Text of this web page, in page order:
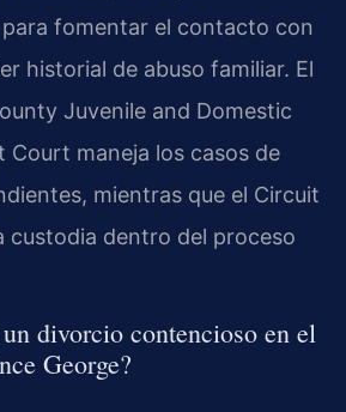
fomentar el contacto con
historial de abuso familiar. El
Juvenile and Domestic
Court maneja los casos de
mientras que el Circuit
custodia dentro del proceso
divorcio contencioso en el
George?